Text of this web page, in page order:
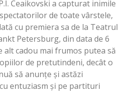
Ceaikovski a capturat inimile
de toate vârstele,
cu premiera sa de la Teatrul
Petersburg, din data de 6
alt cadou mai frumos putea să
de pretutindeni, decât o
să anunțe și astăzi
entuziasm și pe partituri